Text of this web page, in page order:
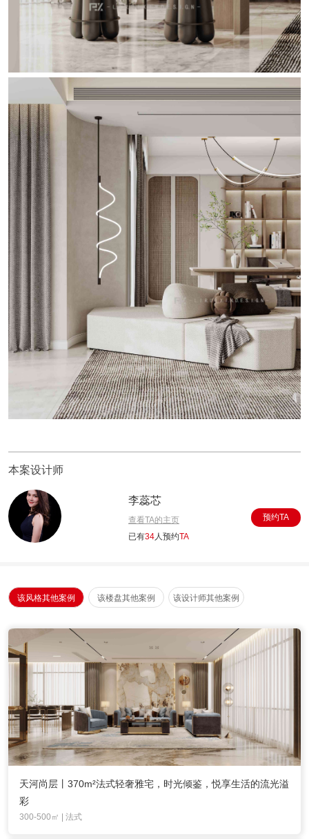
本案设计师
李蕊芯
查看TA的主页
已有34人预约TA
预约TA
该风格其他案例 该楼盘其他案例 该设计师其他案例
天河尚层丨370m²法式轻奢雅宅，时光倾鉴，悦享生活的流光溢
彩
300-500㎡ | 法式